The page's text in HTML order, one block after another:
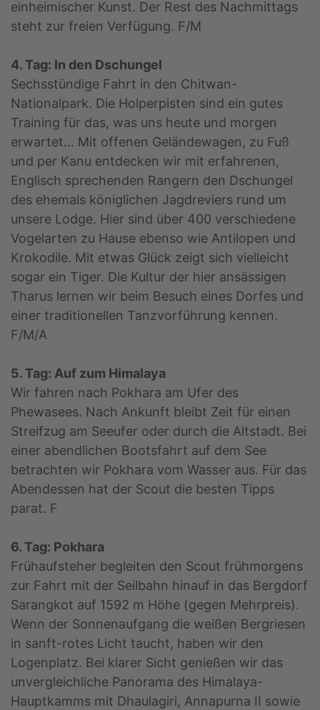
einheimischer Kunst. Der Rest des Nachmittags
steht zur freien Verfügung. F/M
4. Tag: In den Dschungel
Sechsstündige Fahrt in den Chitwan-
Nationalpark. Die Holperpisten sind ein gutes
Training für das, was uns heute und morgen
erwartet... Mit offenen Geländewagen, zu Fuß
und per Kanu entdecken wir mit erfahrenen,
Englisch sprechenden Rangern den Dschungel
des ehemals königlichen Jagdreviers rund um
unsere Lodge. Hier sind über 400 verschiedene
Vogelarten zu Hause ebenso wie Antilopen und
Krokodile. Mit etwas Glück zeigt sich vielleicht
sogar ein Tiger. Die Kultur der hier ansässigen
Tharus lernen wir beim Besuch eines Dorfes und
einer traditionellen Tanzvorführung kennen.
F/M/A
5. Tag: Auf zum Himalaya
Wir fahren nach Pokhara am Ufer des
Phewasees. Nach Ankunft bleibt Zeit für einen
Streifzug am Seeufer oder durch die Altstadt. Bei
einer abendlichen Bootsfahrt auf dem See
betrachten wir Pokhara vom Wasser aus. Für das
Abendessen hat der Scout die besten Tipps
parat. F
6. Tag: Pokhara
Frühaufsteher begleiten den Scout frühmorgens
zur Fahrt mit der Seilbahn hinauf in das Bergdorf
Sarangkot auf 1592 m Höhe (gegen Mehrpreis).
Wenn der Sonnenaufgang die weißen Bergriesen
in sanft-rotes Licht taucht, haben wir den
Logenplatz. Bei klarer Sicht genießen wir das
unvergleichliche Panorama des Himalaya-
Hauptkamms mit Dhaulagiri, Annapurna II sowie